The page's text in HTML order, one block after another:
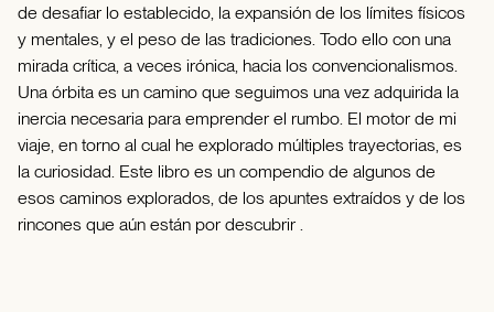
de desafiar lo establecido, la expansión de los límites físicos
y mentales, y el peso de las tradiciones. Todo ello con una
mirada crítica, a veces irónica, hacia los convencionalismos.
Una órbita es un camino que seguimos una vez adquirida la
inercia necesaria para emprender el rumbo. El motor de mi
viaje, en torno al cual he explorado múltiples trayectorias, es
la curiosidad. Este libro es un compendio de algunos de
esos caminos explorados, de los apuntes extraídos y de los
rincones que aún están por descubrir .